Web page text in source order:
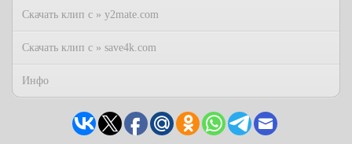
Скачать клип с » y2mate.com
Скачать клип с » save4k.com
Инфо